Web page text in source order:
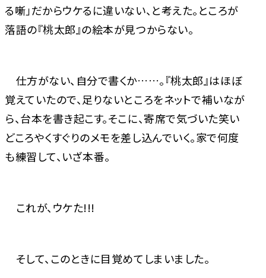
る噺」だからウケるに違いない、と考えた。ところが
落語の『桃太郎』の絵本が見つからない。
仕方がない、自分で書くか……。『桃太郎』はほぼ
覚えていたので、足りないところをネットで補いなが
ら、台本を書き起こす。そこに、寄席で気づいた笑い
どころやくすぐりのメモを差し込んでいく。家で何度
も練習して、いざ本番。
これが、ウケた!!!
そして、このときに目覚めてしまいました。